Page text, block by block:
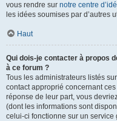
vous rendre sur notre centre
les idées soumises par d’autres
Haut
Qui dois-je contacter à propos
à ce forum ?
Tous les administrateurs listés
contact approprié concernant
réponse de leur part, vous
(dont les informations sont
celui-ci fonctionne sur un service